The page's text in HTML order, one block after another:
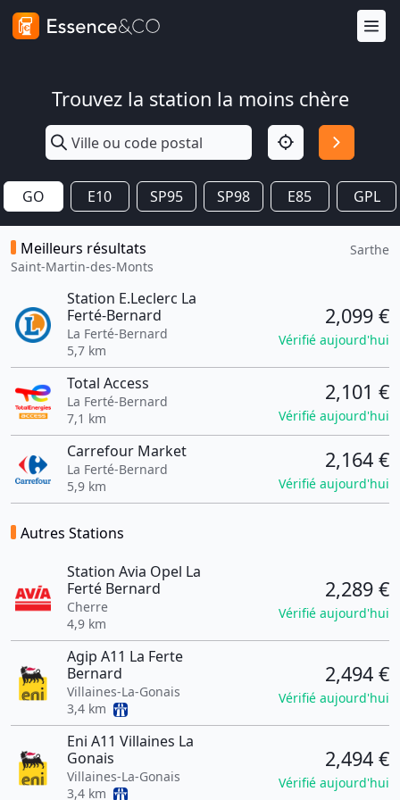
Trouvez la station la moins chère
GO E10 SP95 SP98 E85 GPL
Meilleurs résultats
Saint-Martin-des-Monts
Sarthe
Station E.Leclerc La
Ferté-Bernard
La Ferté-Bernard
5,7 km
2,099 €
Vérifié aujourd'hui
Total Access
La Ferté-Bernard
7,1 km
2,101 €
Vérifié aujourd'hui
Carrefour Market
La Ferté-Bernard
5,9 km
2,164 €
Vérifié aujourd'hui
Autres Stations
Station Avia Opel La
Ferté Bernard
Cherre
4,9 km
2,289 €
Vérifié aujourd'hui
Agip A11 La Ferte
Bernard
Villaines-La-Gonais
3,4 km
2,494 €
Vérifié aujourd'hui
Eni A11 Villaines La
Gonais
Villaines-La-Gonais
3,4 km
2,494 €
Vérifié aujourd'hui